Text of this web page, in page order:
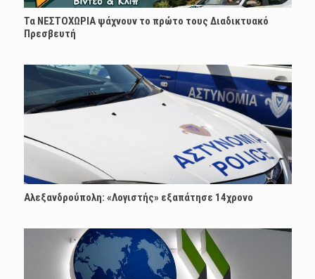
Τα ΝΕΣΤΟΧΩΡΙΑ ψάχνουν το πρώτο τους Διαδικτυακό
Πρεσβευτή
Αλεξανδρούπολη: «Λογιστής» εξαπάτησε 14χρονο